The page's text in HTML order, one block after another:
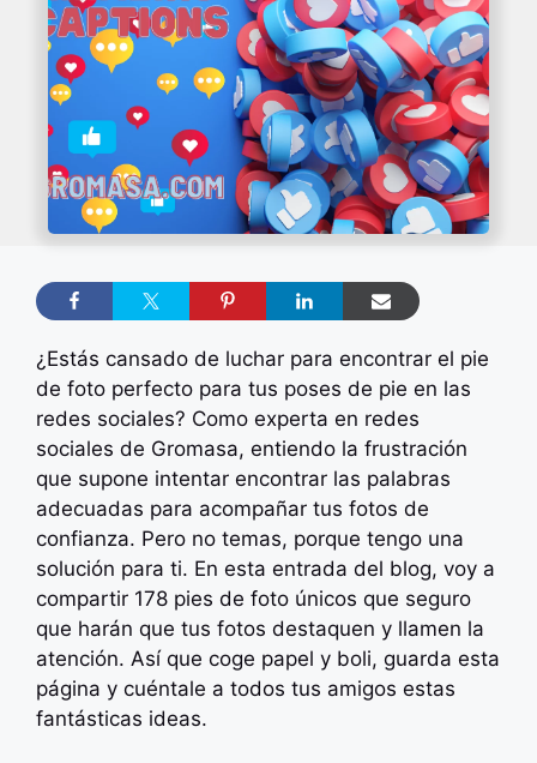
¿Estás cansado de luchar para encontrar el pie
de foto perfecto para tus poses de pie en las
redes sociales? Como experta en redes
sociales de Gromasa, entiendo la frustración
que supone intentar encontrar las palabras
adecuadas para acompañar tus fotos de
confianza. Pero no temas, porque tengo una
solución para ti. En esta entrada del blog, voy a
compartir 178 pies de foto únicos que seguro
que harán que tus fotos destaquen y llamen la
atención. Así que coge papel y boli, guarda esta
página y cuéntale a todos tus amigos estas
fantásticas ideas.